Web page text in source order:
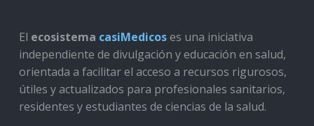
El ecosistema casiMedicoses una iniciativa
independiente de divulgación y educación en salud,
orientada a facilitar el acceso a recursos rigurosos,
útiles y actualizados para profesionales sanitarios,
residentes y estudiantes de ciencias de la salud.